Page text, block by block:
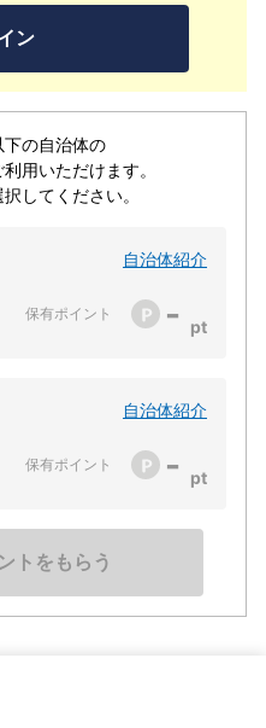
ン
下の自治体の
用いただけます。
してください。
自治体紹介
保有ポイント -
自治体紹介
保有ポイント -
トをもらう
ったたまごかけごはんをは
当館から、城崎温泉までは
分となります。